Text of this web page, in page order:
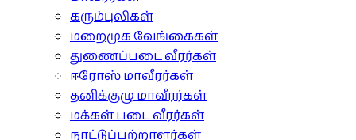
கரும்புலிகள்
மறைமுக வேங்கைகள்
துணைப்படை வீரர்கள்
ஈரோஸ் மாவீரர்கள்
தனிக்குழு மாவீரர்கள்
மக்கள் படை வீரர்கள்
நாட்டுப்பற்றாளர்கள்